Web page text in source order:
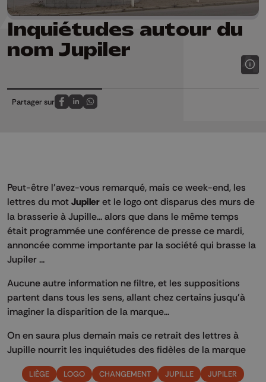
Inquiétudes autour du
nom Jupiler
Partager sur
Partagez sur FaceBook
Partagez sur LinkedIn
Partagez sur Whatsapp
Peut-être l'avez-vous remarqué, mais ce week-end, les
lettres du mot Jupiler et le logo ont disparus des murs de
la brasserie à Jupille... alors que dans le même temps
était programmée une conférence de presse ce mardi,
annoncée comme importante par la société qui brasse la
Jupiler ...
Aucune autre information ne filtre, et les suppositions
partent dans tous les sens, allant chez certains jusqu'à
imaginer la disparition de la marque...
On en saura plus demain mais ce retrait des lettres à
Jupille nourrit les inquiétudes des fidèles de la marque
LIÈGE LOGO CHANGEMENT JUPILLE
JUPILER